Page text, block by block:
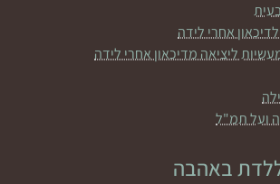
אחרי לידה
ליציאה מדיכאון אחרי לידה
ועל תמ"ל
באהבה